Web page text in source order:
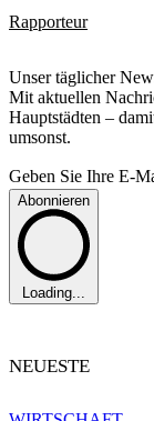
Rapporteur
Unser täglicher
Mit aktuellen
Hauptstädten –
umsonst.
Geben Sie Ihre E-
Abonnieren
Loading...
NEUESTE